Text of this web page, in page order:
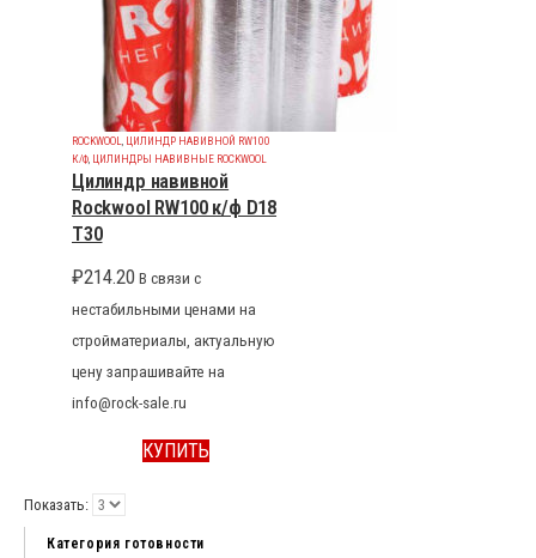
ROCKWOOL
ЦИЛИНДР НАВИВНОЙ RW100
К/Ф ЦИЛИНДРЫ НАВИВНЫЕ ROCKWOOL
Цилиндр навивной
Rockwool RW100 к/ф D18
T30
₽214.20 В связи с
нестабильными ценами на
стройматериалы, актуальную
цену запрашивайте на
info@rock-sale.ru
КУПИТЬ
Показать:
Категория готовности